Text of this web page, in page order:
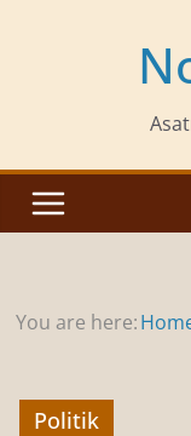
You are here:
Politik